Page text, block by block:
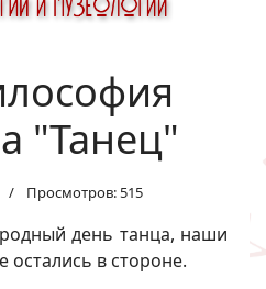
"Танец"
Просмотров: 515
день танца, наши
остались в стороне.